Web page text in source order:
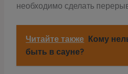
необходимо сделать
Читайте также Кому
быть в сауне?